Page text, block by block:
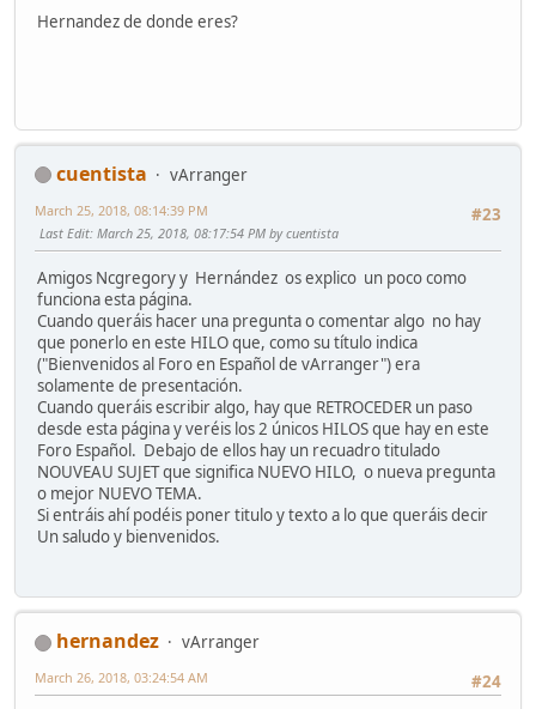
Hernandez de donde eres?
cuentista
vArranger
#23
March 25, 2018, 08:14:39 PM
Last Edit: March 25, 2018, 08:17:54 PM by cuentista
Amigos Ncgregory y Hernández os explico un poco como
funciona esta página.
Cuando queráis hacer una pregunta o comentar algo no hay
que ponerlo en este HILO que, como su título indica
("Bienvenidos al Foro en Español de vArranger") era
solamente de presentación.
Cuando queráis escribir algo, hay que RETROCEDER un paso
desde esta página y veréis los 2 únicos HILOS que hay en este
Foro Español. Debajo de ellos hay un recuadro titulado
NOUVEAU SUJET que significa NUEVO HILO, o nueva pregunta
o mejor NUEVO TEMA.
Si entráis ahí podéis poner titulo y texto a lo que queráis decir
Un saludo y bienvenidos.
hernandez
vArranger
#24
March 26, 2018, 03:24:54 AM